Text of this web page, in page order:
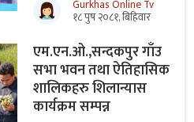
Gurkhas Online Tv
१८ पुष २०८१, बिहिवार
एम.एन.ओ.,सन्दकपुर गाँउ
सभा भवन तथा ऐतिहासिक
शालिकहरु शिलान्यास
कार्यक्रम सम्पन्न